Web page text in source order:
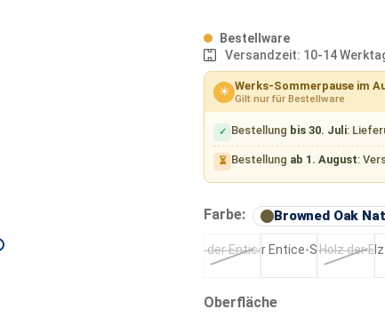
Bestellware
Versandzeit: 10-14
☀ Werks-Sommerpause im
Gilt nur für Bestellware
✓ Bestellung bis 30. Juli:
⏳ Bestellung ab 1. August:
Farbe: Browned Oak
Pale Oak Elegant
(Diese Option ist zurzeit nicht
Pale Oak Natural
(Diese
Oberflächeauswählen